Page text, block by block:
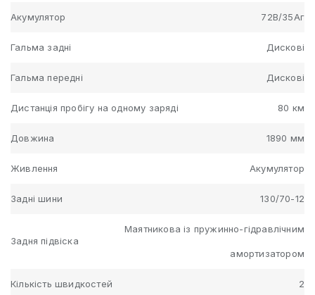
Акумулятор 72В/35Аг
Гальма задні Дискові
Гальма передні Дискові
Дистанція пробігу на одному заряді 80 км
Довжина 1890 мм
Живлення Акумулятор
Задні шини 130/70-12
Задня підвіска
Маятникова із пружинно-гідравлічним
амортизатором
Кількість швидкостей 2